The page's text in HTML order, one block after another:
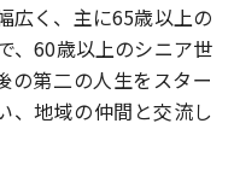
広く、主に65歳以上の
、60歳以上のシニア世
の第二の人生をスター
、地域の仲間と交流し